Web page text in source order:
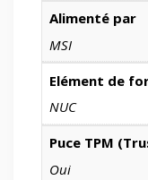
Alimenté par
MSI
Elément de
NUC
Puce TPM
Oui